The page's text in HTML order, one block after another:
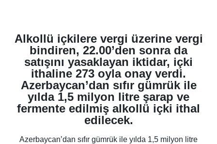
Alkollü içkilere vergi üzerine vergi
bindiren, 22.00’den sonra da
satışını yasaklayan iktidar, içki
ithaline 273 oyla onay verdi.
Azerbaycan’dan sıfır gümrük ile
yılda 1,5 milyon litre şarap ve
fermente edilmiş alkollü içki ithal
edilecek.
Azerbaycan’dan sıfır gümrük ile yılda 1,5 milyon litre